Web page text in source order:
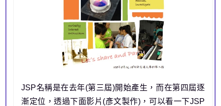
JSP名稱是在去年(第三屆)開始產生，而在第四屆逐
漸定位，透過下面影片(彥文製作)，可以看一下JSP